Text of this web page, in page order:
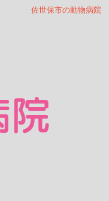
佐世保市の動物病
院